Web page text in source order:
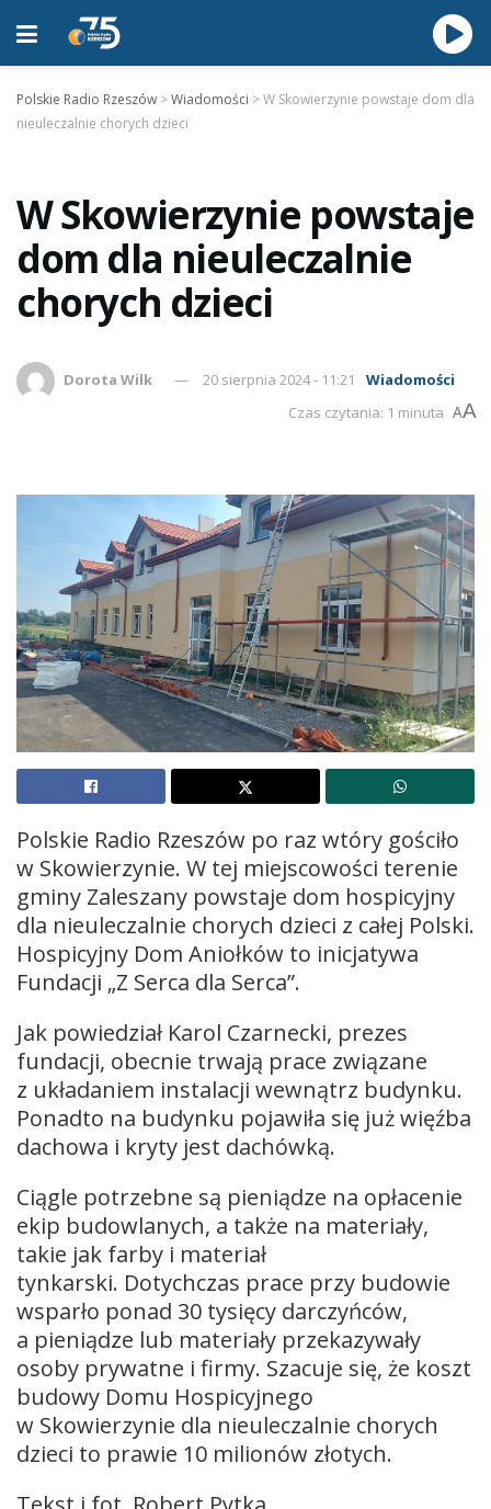
Polskie Radio Rzeszów >Wiadomości >W Skowierzynie powstaje dom dla
nieuleczalnie chorych dzieci
W Skowierzynie powstaje
dom dla nieuleczalnie
chorych dzieci
Dorota Wilk 20 sierpnia 2024 - 11:21
Wiadomości
Czas czytania: 1 minuta AA
Polskie Radio Rzeszów po raz wtóry gościło
w Skowierzynie. W tej miejscowości terenie
gminy Zaleszany powstaje dom hospicyjny
dla nieuleczalnie chorych dzieci z całej Polski.
Hospicyjny Dom Aniołków to inicjatywa
Fundacji „Z Serca dla Serca”.
Jak powiedział Karol Czarnecki, prezes
fundacji, obecnie trwają prace związane
z układaniem instalacji wewnątrz budynku.
Ponadto na budynku pojawiła się już więźba
dachowa i kryty jest dachówką.
Ciągle potrzebne są pieniądze na opłacenie
ekip budowlanych, a także na materiały,
takie jak farby i materiał
tynkarski. Dotychczas prace przy budowie
wsparło ponad 30 tysięcy darczyńców,
a pieniądze lub materiały przekazywały
osoby prywatne i firmy. Szacuje się, że koszt
budowy Domu Hospicyjnego
w Skowierzynie dla nieuleczalnie chorych
dzieci to prawie 10 milionów złotych.